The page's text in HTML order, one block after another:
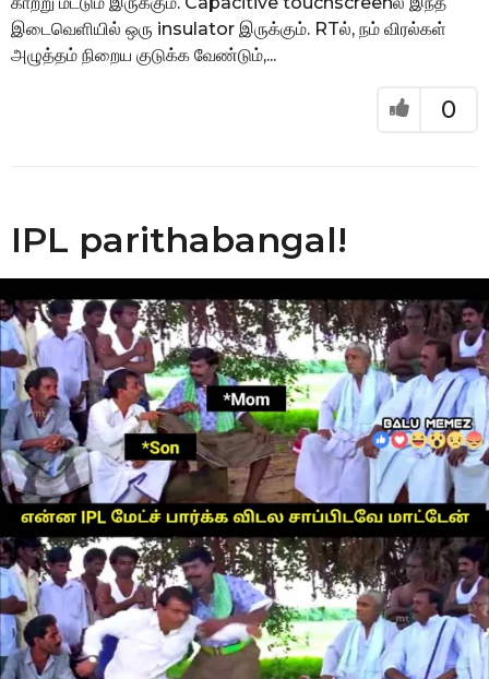
இடைவெளியில் ஒரு insulator இருக்கும். RTல், நம் விரல்கள்
அழுத்தம் நிறைய குடுக்க வேண்டும்,...
0
IPL parithabangal!